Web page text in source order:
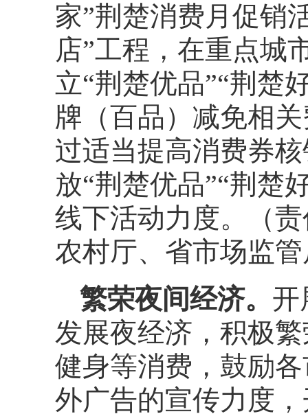
家”荆楚消费月促销
店”工程，在重点城
立“荆楚优品”“荆楚
牌（百品）减免相
过适当提高消费券
放“荆楚优品”“荆楚
线下活动力度。（
农村厅、省市场监
繁荣夜间经济。 开
发展夜经济，积极
健身等消费，鼓励
外广告的宣传力度